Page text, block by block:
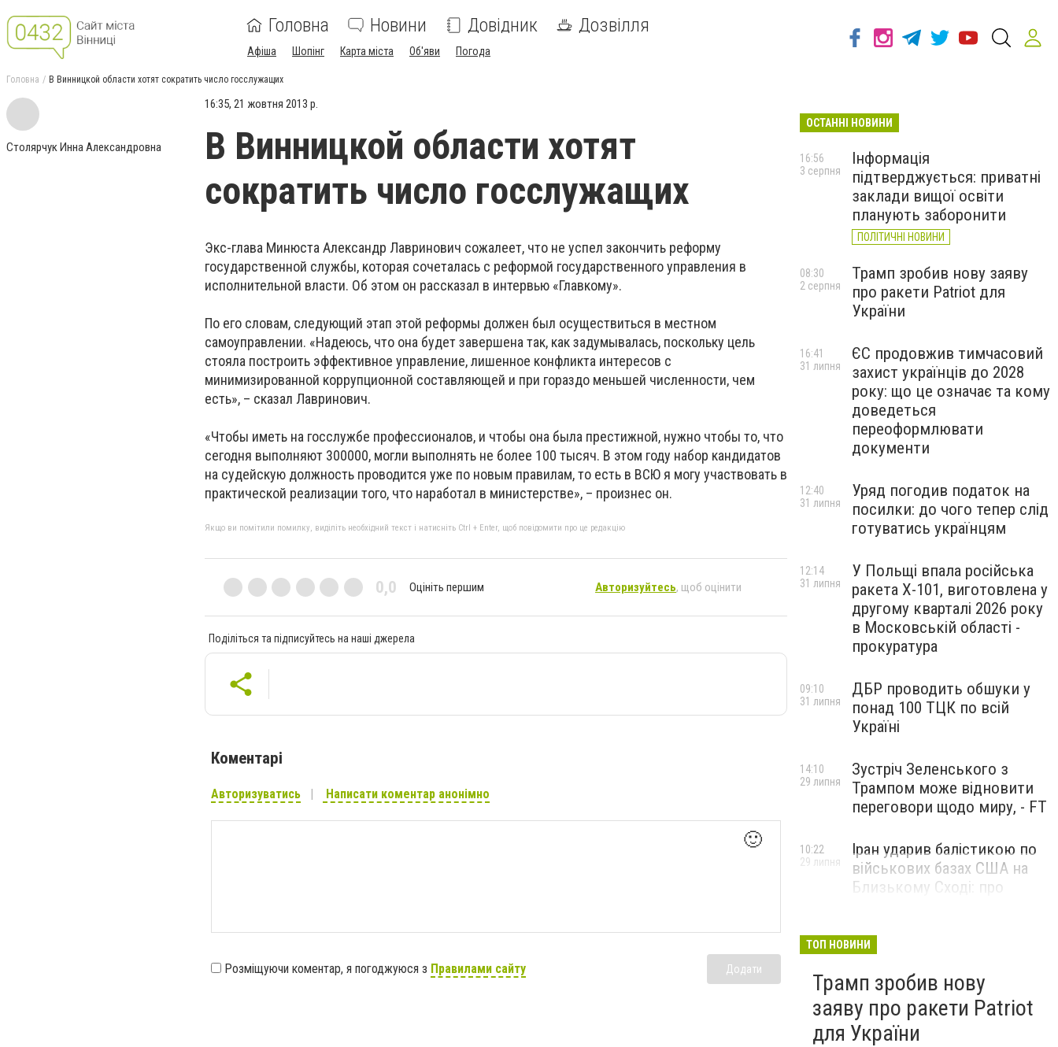
Головна Новини Довідник Дозвілля
Афіша Шопінг Карта міста Об'яви Погода
Головна В Винницкой области хотят сократить число госслужащих
Столярчук Инна Александровна
16:35, 21 жовтня 2013 р.
В Винницкой области хотят
сократить число госслужащих
Экс-глава Минюста Александр Лавринович сожалеет, что не успел закончить реформу
государственной службы, которая сочеталась с реформой государственного управления в
исполнительной власти. Об этом он рассказал в интервью «Главкому».
По его словам, следующий этап этой реформы должен был осуществиться в местном
самоуправлении. «Надеюсь, что она будет завершена так, как задумывалась, поскольку цель
стояла построить эффективное управление, лишенное конфликта интересов с
минимизированной коррупционной составляющей и при гораздо меньшей численности, чем
есть», – сказал Лавринович.
«Чтобы иметь на госслужбе профессионалов, и чтобы она была престижной, нужно чтобы то, что
сегодня выполняют 300000, могли выполнять не более 100 тысяч. В этом году набор кандидатов
на судейскую должность проводится уже по новым правилам, то есть в ВСЮ я могу участвовать в
практической реализации того, что наработал в министерстве», – произнес он.
Якщо ви помітили помилку, виділіть необхідний текст і натисніть Ctrl + Enter, щоб повідомити про це редакцію
0,0 Оцініть першим Авторизуйтесь, щоб оцінити
Поділіться та підписуйтесь на наші джерела
Коментарі
Авторизуватись Написати коментар анонімно
🙂
Розміщуючи коментар, я погоджуюся з Правилами сайту Додати
ОСТАННІ НОВИНИ
Інформація
підтверджується: приватні
заклади вищої освіти
планують заборонити
ПОЛІТИЧНІ НОВИНИ
16:56
3 серпня
Трамп зробив нову заяву
про ракети Patriot для
України
08:30
2 серпня
ЄС продовжив тимчасовий
захист українців до 2028
року: що це означає та кому
доведеться
переоформлювати
документи
16:41
31 липня
Уряд погодив податок на
посилки: до чого тепер слід
готуватись українцям
12:40
31 липня
У Польщі впала російська
ракета X-101, виготовлена у
другому кварталі 2026 року
в Московській області -
прокуратура
12:14
31 липня
ДБР проводить обшуки у
понад 100 ТЦК по всій
Україні
09:10
31 липня
Зустріч Зеленського з
Трампом може відновити
переговори щодо миру, - FT
14:10
29 липня
Іран ударив балістикою по
військових базах США на
Близькому Сході: про
10:22
29 липня
ТОП НОВИНИ
Трамп зробив нову
заяву про ракети Patriot
для України